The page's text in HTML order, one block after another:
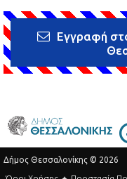
Εγγραφή
Δήμος Θεσσαλονίκης © 2026